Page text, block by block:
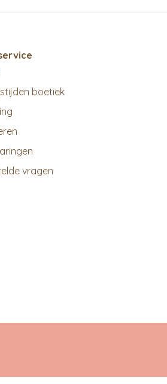
boetiek
vragen